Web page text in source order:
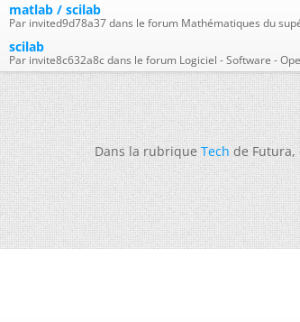
matlab / scilab
Par invited9d78a37 dans le forum Mathématiques du
scilab
Par invite8c632a8c dans le forum Logiciel - Software -
Dans la rubriqueTechde Futura,